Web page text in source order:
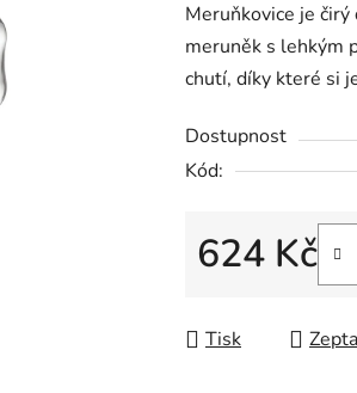
produktu
je
0,0
5
hvězdiček.
Meruňkovice je
meruněk s lehkým
chutí, díky které si
Dostupnost
Kód:
624 Kč
Tisk